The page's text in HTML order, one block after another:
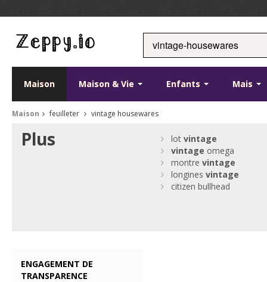
Maison Maison & Vie Enfants Mais
Maison feuilleter vintage housewares
Plus lotvintage
vintage omega
montrevintage
longinesvintage
citizen bullhead
ENGAGEMENT DE
TRANSPARENCE